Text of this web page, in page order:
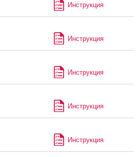
Инструкция
Инструкция
Инструкция
Инструкция
Инструкция